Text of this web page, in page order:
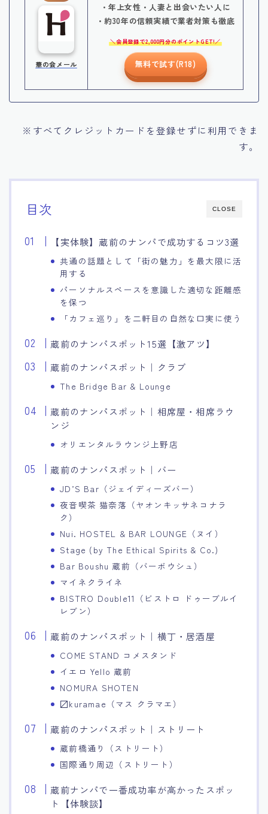
華の会メール
・年上女性・人妻と出会いたい人に
・約30年の信頼実績で業者対策も徹底
会員登録で2,000円分のポイントGET!
無料で試す(R18)
※すべてクレジットカードを登録せずに利用できま
す。
CLOSE
目次
【実体験】蔵前のナンパで成功するコツ3選
共通の話題として「街の魅力」を最大限に活
用する
パーソナルスペースを意識した適切な距離感
を保つ
「カフェ巡り」を二軒目の自然な口実に使う
蔵前のナンパスポット15選【激アツ】
蔵前のナンパスポット｜クラブ
The Bridge Bar & Lounge
蔵前のナンパスポット｜相席屋・相席ラウ
ンジ
オリエンタルラウンジ上野店
蔵前のナンパスポット｜バー
JD’S Bar（ジェイディーズバー）
夜音喫茶 猫奈落（ヤオンキッサネコナラ
ク）
Nui. HOSTEL & BAR LOUNGE（ヌイ）
Stage (by The Ethical Spirits & Co.)
Bar Boushu 蔵前（バーボウシュ）
マイネクライネ
BISTRO Double11（ビストロ ドゥーブルイ
レブン）
蔵前のナンパスポット｜横丁・居酒屋
COME STAND コメスタンド
イエロ Yello 蔵前
NOMURA SHOTEN
〼kuramae（マス クラマエ）
蔵前のナンパスポット｜ストリート
蔵前橋通り（ストリート）
国際通り周辺（ストリート）
蔵前ナンパで一番成功率が高かったスポッ
ト【体験談】